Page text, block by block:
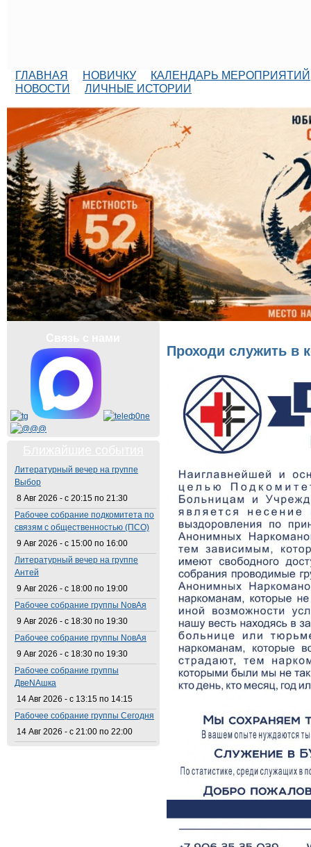
ГЛАВНАЯ НОВИЧКУ
КАЛЕНДАРЬ МЕРОПРИЯТИЙ
НОВОСТИ
ЛИЧНЫЕ ИСТОРИИ
Проходи служить в
Литературный вечер на группе
Выбор
8 Авг 2026 - с 20:15 по 21:30
Рабочее собрание подкомитета по
связям с общественностью (ПСО)
9 Авг 2026 - с 15:00 по 16:00
Литературный вечер на группе
Антей
9 Авг 2026 - с 18:00 по 19:00
Рабочее собрание группы NовАя
9 Авг 2026 - с 18:30 по 19:30
Рабочее собрание группы NовАя
9 Авг 2026 - с 18:30 по 19:30
Рабочее собрание группы
ДвеNAшка
14 Авг 2026 - с 13:15 по 14:15
Рабочее собрание группы Сегодня
14 Авг 2026 - с 21:00 по 22:00